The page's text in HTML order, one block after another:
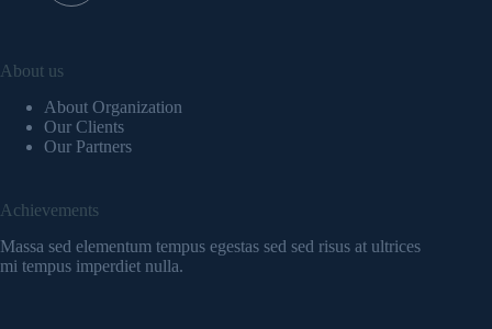
About us
About Organization
Our Clients
Our Partners
Achievements
Massa sed elementum tempus egestas sed sed risus at ultrices
mi tempus imperdiet nulla.